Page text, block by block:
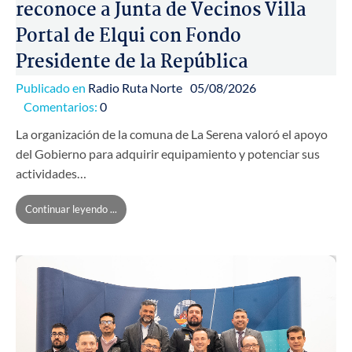
reconoce a Junta de Vecinos Villa
Portal de Elqui con Fondo
Presidente de la República
Publicado en Radio Ruta Norte 05/08/2026
Comentarios: 0
La organización de la comuna de La Serena valoró el apoyo
del Gobierno para adquirir equipamiento y potenciar sus
actividades…
Continuar leyendo ...